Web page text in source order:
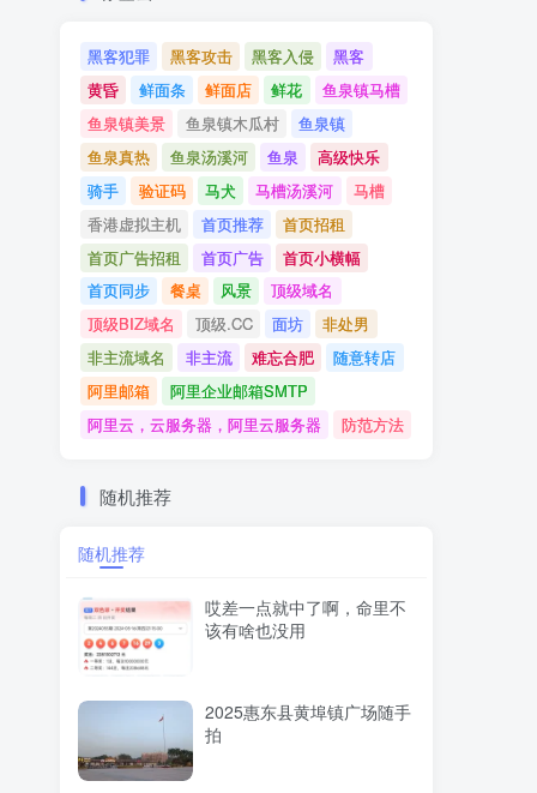
黑客犯罪 黑客攻击 黑客入侵
黑客
黄昏
鲜面条 鲜面店 鲜花
鱼泉镇马槽
鱼泉镇美景
鱼泉镇木瓜村
鱼泉镇
鱼泉真热
鱼泉汤溪河 鱼泉
高级快乐
骑手
验证码 马犬 马槽汤溪河
马槽
香港虚拟主机
首页推荐
首页招租
首页广告招租
首页广告
首页小横幅
首页同步
餐桌 风景
顶级域名
顶级BIZ域名
顶级.CC 面坊
非处男
非主流域名
非主流 难忘合肥
随意转店
阿里邮箱
阿里企业邮箱SMTP
阿里云，云服务器，阿里云服务器
防范方法
随机推荐
随机推荐
哎差一点就中了啊，命里不
该有啥也没用
2025惠东县黄埠镇广场随手
拍